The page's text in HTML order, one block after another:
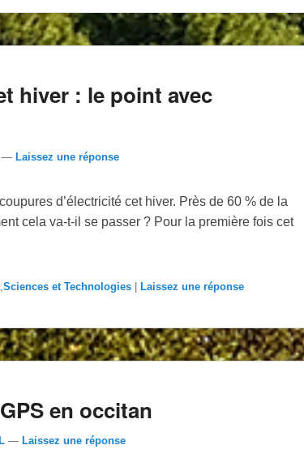
hiver : le point avec
— Laissez une réponse
d’électricité cet hiver. Près de 60 % de la
cela va-t-il se passer ? Pour la première fois cet
Sciences et Technologies Laissez une réponse
en occitan
— Laissez une réponse